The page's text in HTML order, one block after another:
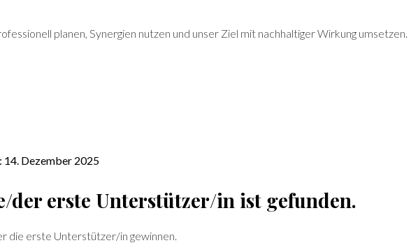
planen, Synergien nutzen und unser Ziel mit nachhaltiger Wirkung umsetzen.
Dezember 2025
der erste Unterstützer/in ist gefunden.
die erste Unterstützer/in gewinnen.